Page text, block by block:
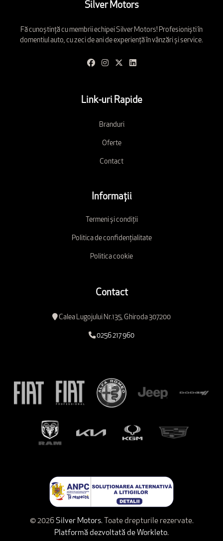
Silver Motors
Fă cunoștință cu membrii echipei Silver Motors! Profesioniști în
domentiul auto, cu zeci de ani de experiență în vânzări și service.
Link-uri Rapide
Branduri
Oferte
Contact
Informații
Termeni și condiții
Politica de confidențialitate
Politica cookie
Contact
Calea Lugojului Nr.135, Ghiroda 307200
0256 217 960
© 2026Silver Motors.Toate drepturile rezervate.
Platformă dezvoltată de Workleto.